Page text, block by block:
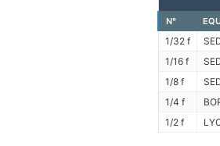
N°
1/32 f
1/16 f
1/8 f
1/4 f
1/2 f